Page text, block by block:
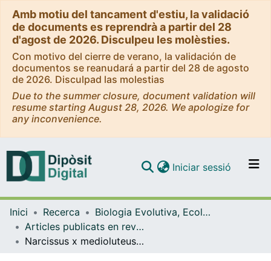
Amb motiu del tancament d'estiu, la validació
de documents es reprendrà a partir del 28
d'agost de 2026. Disculpeu les molèsties.
Con motivo del cierre de verano, la validación de
documentos se reanudará a partir del 28 de agosto
de 2026. Disculpad las molestias
Due to the summer closure, document validation will
resume starting August 28, 2026. We apologize for
any inconvenience.
Navega per tot el DD
Iniciar sessió (current)
Inici Recerca
Biologia Evolutiva, Ecologia i Ciències Ambientals
Articles publicats en revistes (Biologia Evolutiva, Ecologia i Ciències Ambientals)
Narcissus x medioluteus Mill. (Amaryllidaceae), retrobat a la Muntanya de Montserrat [Notes breus (flora)]